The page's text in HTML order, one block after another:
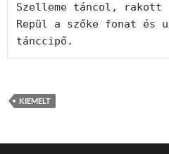
Szelleme táncol, rakott
Repül a szőke fonat és
tánccipő.
KIEMELT